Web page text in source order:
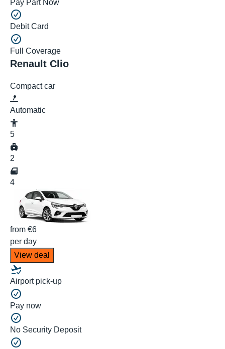
Pay Part Now
Debit Card
Full Coverage
Renault Clio
Compact car
Automatic
5
2
4
from €6
per day
View deal
Airport pick-up
Pay now
No Security Deposit